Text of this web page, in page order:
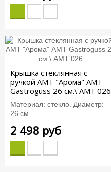
Крышка стеклянная c
ручкой АМТ "Арома" AMT
Gastroguss 26 см.\ AMT 026
Материал: стекло. Диаметр:
26 см.
2 498 руб